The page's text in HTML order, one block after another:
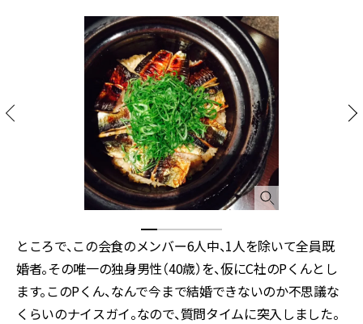
ところで、この会食のメンバー6人中、1人を除いて全員既
婚者。その唯一の独身男性（40歳）を、仮にC社のPくんとし
ます。このPくん、なんで今まで結婚できないのか不思議な
くらいのナイスガイ。なので、質問タイムに突入しました。